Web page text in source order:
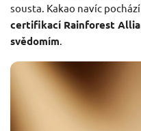
sousta. Kakao navíc
certifikací Rainforest
svědomím